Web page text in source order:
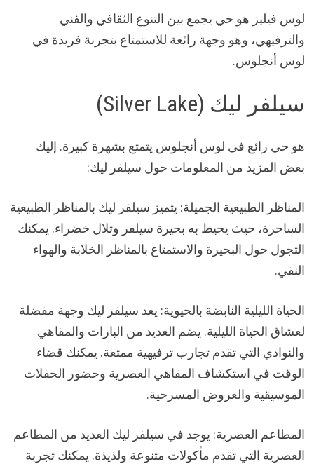
لوس فيليز هو حي يجمع بين التنوع الثقافي والفني
والترفيهي، وهو وجهة رائعة للاستمتاع بتجربة فريدة في
لوس أنجلوس.
سيلفر ليك (Silver Lake)
هو حي رائع في لوس أنجلوس يتمتع بشهرة كبيرة. إليك
بعض المزيد من المعلومات حول سيلفر ليك:
المناظر الطبيعية الجميلة: يتميز سيلفر ليك بالمناظر الطبيعية
الساحرة، حيث يحيط به بحيرة سيلفر وتلال خضراء. يمكنك
التجول حول البحيرة والاستمتاع بالمناظر الخلابة والهواء
النقي.
الحياة الليلية النابضة بالحيوية: يعد سيلفر ليك وجهة مفضلة
لعشاق الحياة الليلية. يضم العديد من البارات والمقاهي
والنوادي التي تقدم تجارب ترفيهية ممتعة. يمكنك قضاء
الوقت في استكشاف المقاهي العصرية وحضور الحفلات
الموسيقية والعروض المسرحية.
المطاعم العصرية: يوجد في سيلفر ليك العديد من المطاعم
العصرية التي تقدم مأكولات متنوعة ولذيذة. يمكنك تجربة